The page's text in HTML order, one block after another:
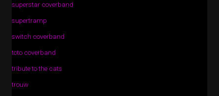
superstar coverband
supertramp
switch coverband
toto coverband
tribute to the cats
trouw